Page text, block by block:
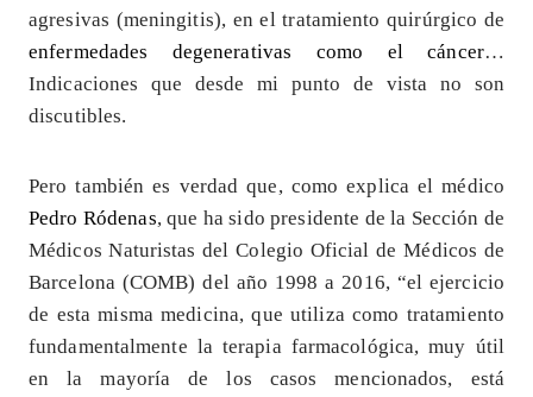
agresivas (meningitis), en el tratamiento quirúrgico de
enfermedades degenerativas como el cáncer…
Indicaciones que desde mi punto de vista no son
discutibles.
Pero también es verdad que, como explica el médico
Pedro Ródenas, que ha sido presidente de la Sección de
Médicos Naturistas del Colegio Oficial de Médicos de
Barcelona (COMB) del año 1998 a 2016, “el ejercicio
de esta misma medicina, que utiliza como tratamiento
fundamentalmente la terapia farmacológica, muy útil
en la mayoría de los casos mencionados, está